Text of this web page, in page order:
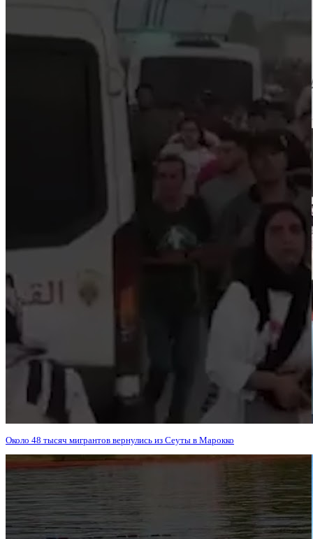
Около 48 тысяч мигрантов вернулись из Сеуты в Марокко